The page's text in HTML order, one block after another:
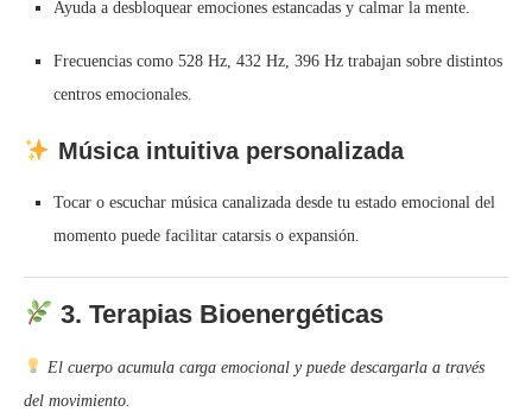
Ayuda a desbloquear emociones estancadas y calmar la mente.
Frecuencias como 528 Hz, 432 Hz, 396 Hz trabajan sobre distintos
centros emocionales.
Música intuitiva personalizada
Tocar o escuchar música canalizada desde tu estado emocional del
momento puede facilitar catarsis o expansión.
3.Terapias Bioenergéticas
El cuerpo acumula carga emocional y puede descargarla a través
del movimiento.